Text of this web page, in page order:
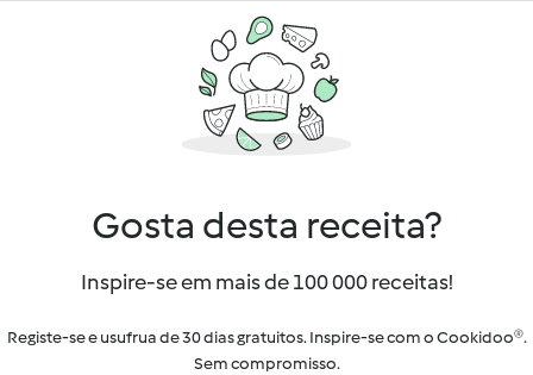
Gosta desta receita?
Inspire-se em mais de 100 000 receitas!
Registe-se e usufrua de 30 dias gratuitos. Inspire-se com o Cookidoo®.
Sem compromisso.